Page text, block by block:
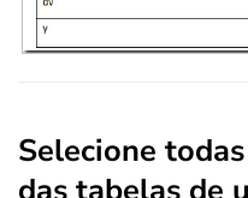
Selecione